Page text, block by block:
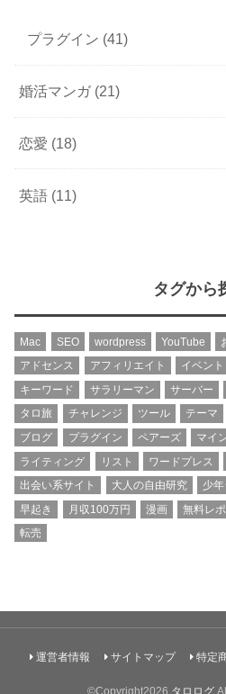
プラグイン (41)
婚活マンガ (21)
恋愛 (18)
英語 (11)
タグから
Mac SEO wordpress YouTube
アドセンス
アフィリエイト イベント
キーワード
サラリーマン サーバー
タロ旅
チャレンジ ツール テーマ
ブログ
プラグイン ペアーズ マイ
ライティング
リスト ワードプレス
出会い系サイト
大人の自由研究 少
早起き
月収100万円 漫画 無料レ
転売
運営者情報 サイトマップ 特定
©Copyright2026 タロログ